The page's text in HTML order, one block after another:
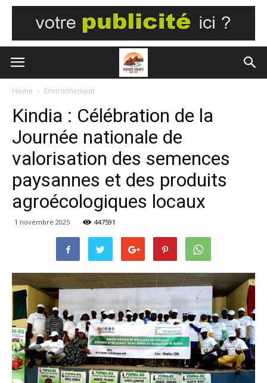
Home Environnement
Kindia : Célébration de la
Journée nationale de
valorisation des semences
paysannes et des produits
agroécologiques locaux
1 novembre 2025 447591